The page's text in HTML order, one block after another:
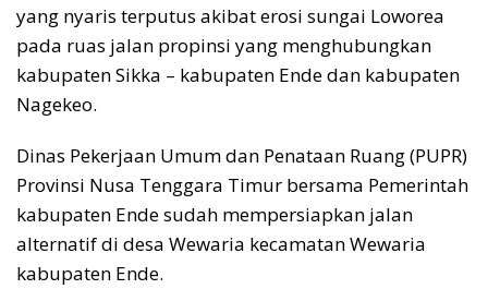
yang nyaris terputus akibat erosi sungai Loworea
pada ruas jalan propinsi yang menghubungkan
kabupaten Sikka – kabupaten Ende dan kabupaten
Nagekeo.
Dinas Pekerjaan Umum dan Penataan Ruang (PUPR)
Provinsi Nusa Tenggara Timur bersama Pemerintah
kabupaten Ende sudah mempersiapkan jalan
alternatif di desa Wewaria kecamatan Wewaria
kabupaten Ende.